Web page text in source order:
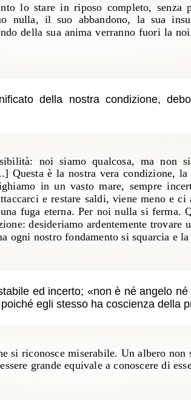
lo stare in riposo completo, senza
nulla, il suo abbandono, la sua
della sua anima verranno fuori la
della nostra condizione,
noi siamo qualcosa, ma non
Questa è la nostra vera condizione,
in un vasto mare, sempre
e restare saldi, viene meno e ci
fuga eterna. Per noi nulla si ferma.
desideriamo ardentemente trovare
nostro fondamento si squarcia e la
ed incerto; non è né angelo né
egli stesso ha coscienza della
si riconosce miserabile. Un albero non
grande equivale a conoscere di